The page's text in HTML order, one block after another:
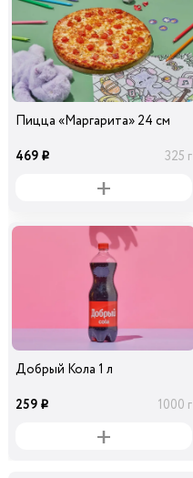
Пицца «Маргарита» 24 см
469 i 325 г
Добрый Кола 1 л
259 i 1000 г